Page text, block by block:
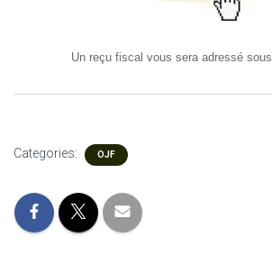
Un reçu fiscal vous sera adressé sous
Categories: OJF